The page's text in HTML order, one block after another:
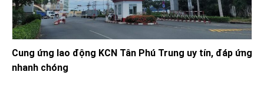
Cung ứng lao động KCN Tân Phú Trung uy tín, đáp ứng
nhanh chóng